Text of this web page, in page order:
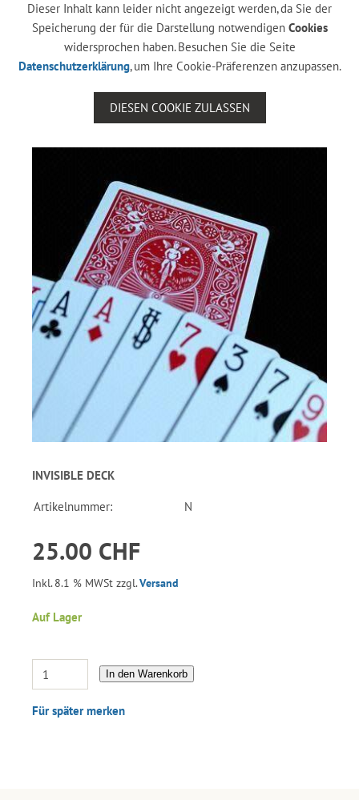
Dieser Inhalt kann leider nicht angezeigt werden, da Sie der
Speicherung der für die Darstellung notwendigen Cookies
widersprochen haben. Besuchen Sie die Seite
Datenschutzerklärung, um Ihre Cookie-Präferenzen anzupassen.
DIESEN COOKIE ZULASSEN
INVISIBLE DECK
Artikelnummer: N
25.00 CHF
Inkl. 8.1 % MWSt zzgl.Versand
Auf Lager
In den Warenkorb
Für später merken